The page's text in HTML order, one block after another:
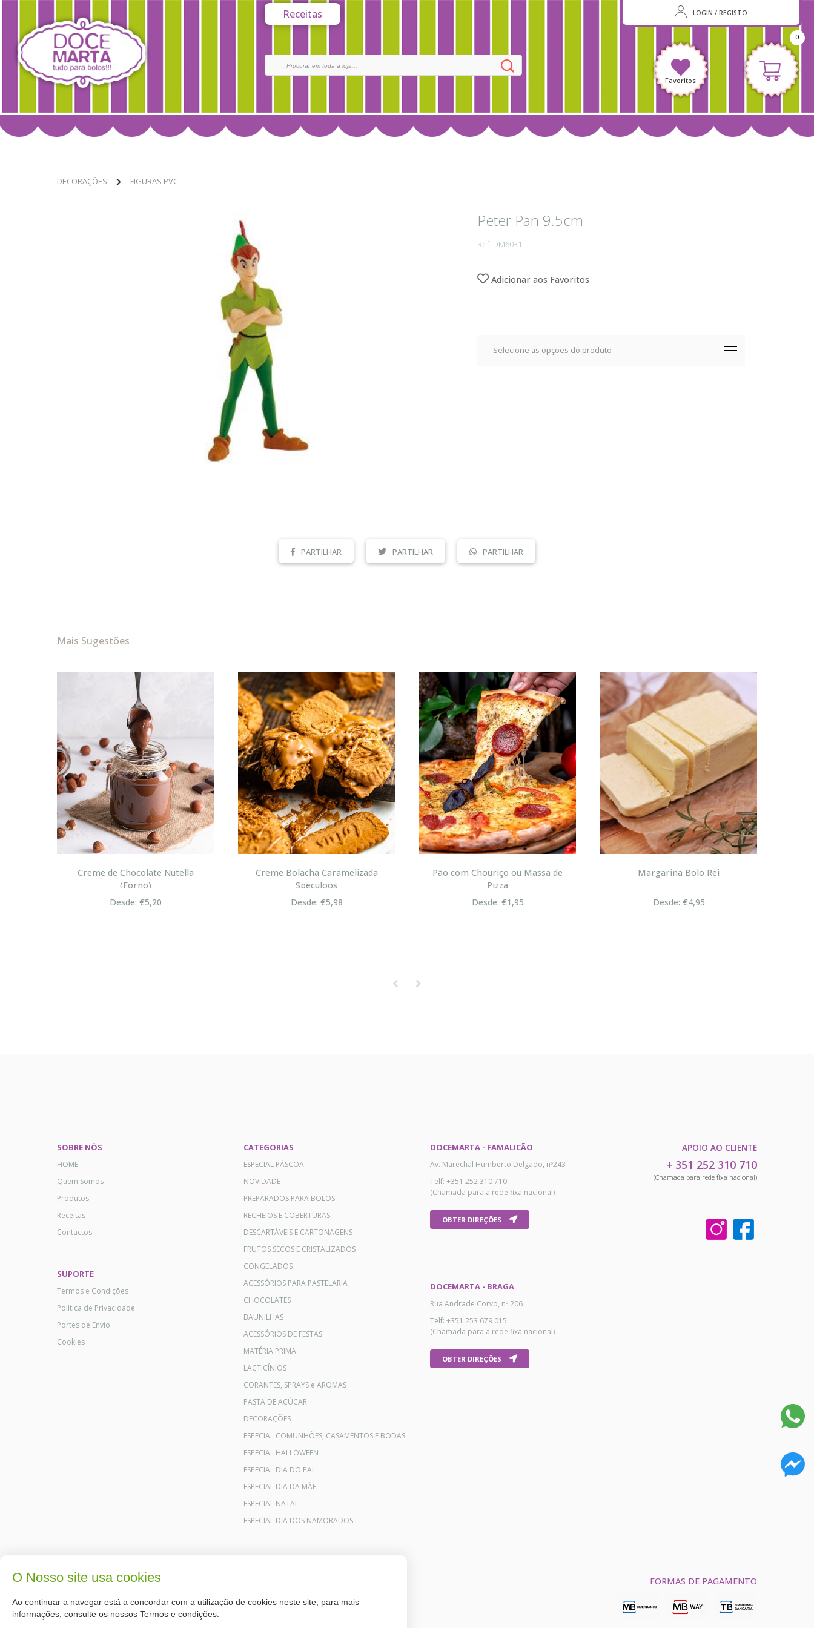
Receitas LOGIN / REGISTO
Favoritos
0
DECORAÇÕES FIGURAS PVC
Peter Pan 9.5cm
Ref: DM6031
Adicionar aos Favoritos
PARTILHAR PARTILHAR PARTILHAR
Mais Sugestões
Creme de Chocolate Nutella
(Forno)
Desde: €5,20
Creme Bolacha Caramelizada
Speculoos
Desde: €5,98
Pão com Chouriço ou Massa de
Pizza
Desde: €1,95
Margarina Bolo Rei
Desde: €4,95
SOBRE NÓS
HOME
Quem Somos
Produtos
Receitas
Contactos
SUPORTE
Termos e Condições
Política de Privacidade
Portes de Envio
Cookies
CATEGORIAS
ESPECIAL PÁSCOA
NOVIDADE
PREPARADOS PARA BOLOS
RECHEIOS E COBERTURAS
DESCARTÁVEIS E CARTONAGENS
FRUTOS SECOS E CRISTALIZADOS
CONGELADOS
ACESSÓRIOS PARA PASTELARIA
CHOCOLATES
BAUNILHAS
ACESSÓRIOS DE FESTAS
MATÉRIA PRIMA
LACTICÍNIOS
CORANTES, SPRAYS e AROMAS
PASTA DE AÇÚCAR
DECORAÇÕES
ESPECIAL COMUNHÕES, CASAMENTOS E BODAS
ESPECIAL HALLOWEEN
ESPECIAL DIA DO PAI
ESPECIAL DIA DA MÃE
ESPECIAL NATAL
ESPECIAL DIA DOS NAMORADOS
DOCEMARTA - FAMALICÃO
Av. Marechal Humberto Delgado, nº243
Telf: +351 252 310 710
(Chamada para a rede fixa nacional)
OBTER DIREÇÕES
DOCEMARTA - BRAGA
Rua Andrade Corvo, nº 206
Telf: +351 253 679 015
(Chamada para a rede fixa nacional)
OBTER DIREÇÕES
APOIO AO CLIENTE
+ 351 252 310 710
(Chamada para rede fixa nacional)
FORMAS DE PAGAMENTO
O Nosso site usa cookies
Ao continuar a navegar está a concordar com a utilização de cookies neste site, para mais
informações, consulte os nossos Termos e condições.